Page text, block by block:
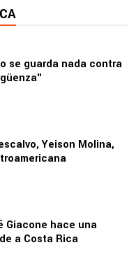
se guarda nada contra
Yeison Molina,
Giacone hace una
a Costa Rica